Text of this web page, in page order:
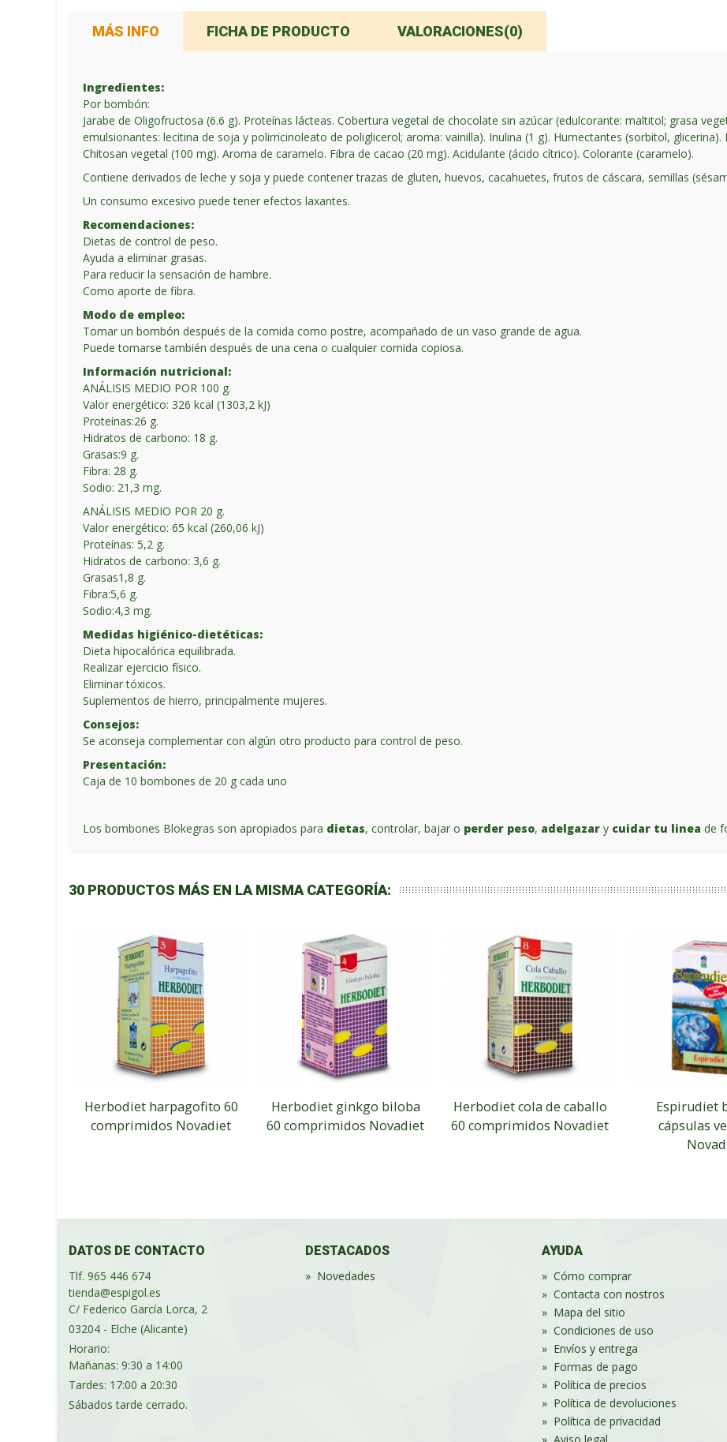
MÁS INFO FICHA DE PRODUCTO VALORACIONES(0)
Ingredientes:
Por bombón:
Jarabe de Oligofructosa (6.6 g). Proteínas lácteas. Cobertura vegetal de chocolate sin azúcar (edulcorante: maltitol; grasa
emulsionantes: lecitina de soja y polirricinoleato de poliglicerol; aroma: vainilla). Inulina (1 g). Humectantes (sorbitol,
Chitosan vegetal (100 mg). Aroma de caramelo. Fibra de cacao (20 mg). Acidulante (ácido cítrico). Colorante (caramelo).
Contiene derivados de leche y soja y puede contener trazas de gluten, huevos, cacahuetes, frutos de cáscara, semillas
Un consumo excesivo puede tener efectos laxantes.
Recomendaciones:
Dietas de control de peso.
Ayuda a eliminar grasas.
Para reducir la sensación de hambre.
Como aporte de fibra.
Modo de empleo:
Tomar un bombón después de la comida como postre, acompañado de un vaso grande de agua.
Puede tomarse también después de una cena o cualquier comida copiosa.
Información nutricional:
ANÁLISIS MEDIO POR 100 g.
Valor energético: 326 kcal (1303,2 kJ)
Proteínas:26 g.
Hidratos de carbono: 18 g.
Grasas:9 g.
Fibra: 28 g.
Sodio: 21,3 mg.
ANÁLISIS MEDIO POR 20 g.
Valor energético: 65 kcal (260,06 kJ)
Proteínas: 5,2 g.
Hidratos de carbono: 3,6 g.
Grasas1,8 g.
Fibra:5,6 g.
Sodio:4,3 mg.
Medidas higiénico-dietéticas:
Dieta hipocalórica equilibrada.
Realizar ejercicio físico.
Eliminar tóxicos.
Suplementos de hierro, principalmente mujeres.
Consejos:
Se aconseja complementar con algún otro producto para control de peso.
Presentación:
Caja de 10 bombones de 20 g cada uno
Los bombones Blokegras son apropiados para dietas, controlar, bajar o perder peso, adelgazar y cuidar tu linea de
30 PRODUCTOS MÁS EN LA MISMA CATEGORÍA:
Herbodiet harpagofito 60
comprimidos Novadiet
Herbodiet ginkgo biloba
60 comprimidos Novadiet
Herbodiet cola de caballo
60 comprimidos Novadiet
Espirudiet
cápsulas
DATOS DE CONTACTO
Tlf. 965 446 674
tienda@espigol.es
C/ Federico García Lorca, 2
03204 - Elche (Alicante)
Horario:
Mañanas: 9:30 a 14:00
Tardes: 17:00 a 20:30
Sábados tarde cerrado.
DESTACADOS
» Novedades
AYUDA
» Cómo comprar
» Contacta con nostros
» Mapa del sitio
» Condiciones de uso
» Envíos y entrega
» Formas de pago
» Política de precios
» Política de devoluciones
» Política de privacidad